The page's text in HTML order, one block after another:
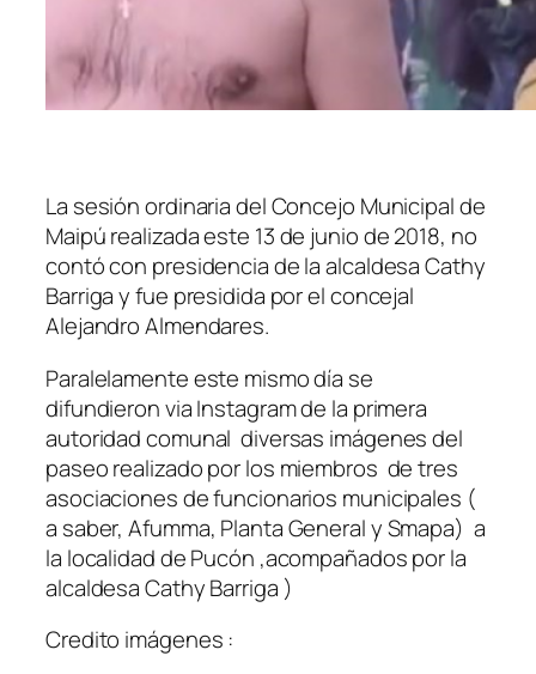
La sesión ordinaria del Concejo Municipal de
Maipú realizada este 13 de junio de 2018, no
contó con presidencia de la alcaldesa Cathy
Barriga y fue presidida por el concejal
Alejandro Almendares.
Paralelamente este mismo día se
difundieron via Instagram de la primera
autoridad comunal diversas imágenes del
paseo realizado por los miembros de tres
asociaciones de funcionarios municipales (
a saber, Afumma, Planta General y Smapa) a
la localidad de Pucón ,acompañados por la
alcaldesa Cathy Barriga )
Credito imágenes :